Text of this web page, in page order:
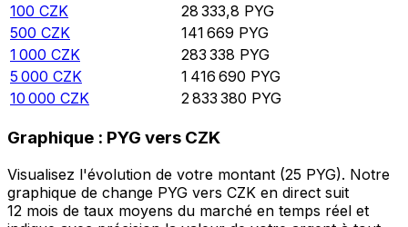
100 CZK 28 333,8 PYG
500 CZK 141 669 PYG
1 000 CZK 283 338 PYG
5 000 CZK 1 416 690 PYG
10 000 CZK 2 833 380 PYG
Graphique : PYG vers CZK
Visualisez l'évolution de votre montant (25 PYG). Notre
graphique de change PYG vers CZK en direct suit
12 mois de taux moyens du marché en temps réel et